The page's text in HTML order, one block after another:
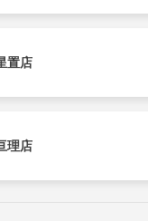
置店
理店